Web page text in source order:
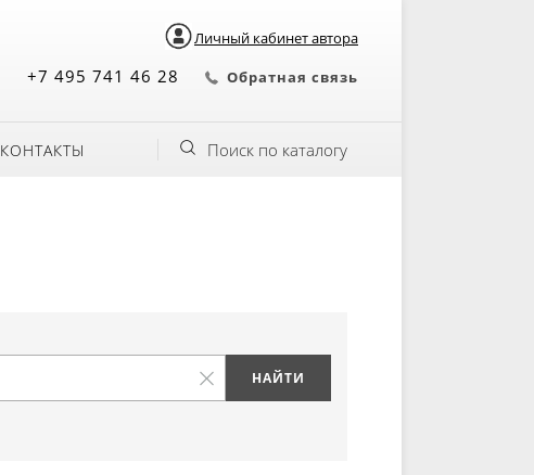
Личный кабинет автора
+7 495 741 46 28 Обратная связь
КОНТАКТЫ Поиск по каталогу